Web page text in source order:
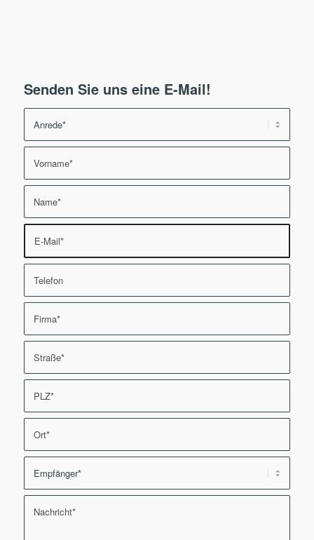
Senden Sie uns eine E-Mail!